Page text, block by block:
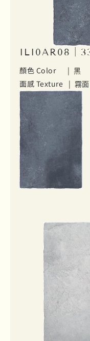
ILI0AR08｜
顏色 Color | 黑
面感 Texture | 霧